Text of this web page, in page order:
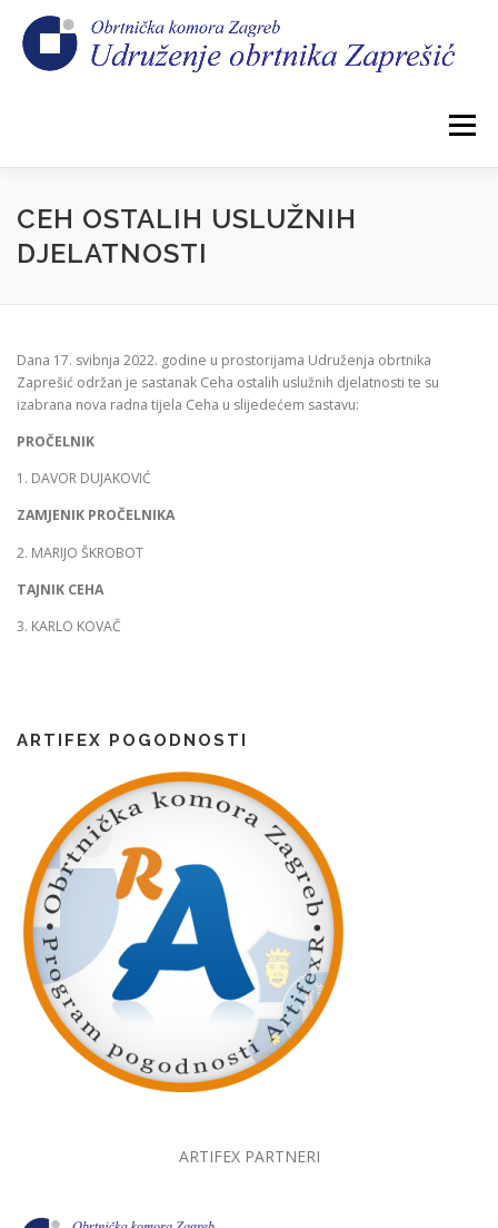
sadržaj
Izbornik
POČETNA NOVOSTI IZBORI 2026.
GALERIJA KONTAKT
CEH OSTALIH USLUŽNIH
DJELATNOSTI
Dana 17. svibnja 2022. godine u prostorijama Udruženja obrtnika
Zaprešić održan je sastanak Ceha ostalih uslužnih djelatnosti te su
izabrana nova radna tijela Ceha u slijedećem sastavu:
PROČELNIK
1. DAVOR DUJAKOVIĆ
ZAMJENIK PROČELNIKA
2. MARIJO ŠKROBOT
TAJNIK CEHA
3. KARLO KOVAČ
ARTIFEX POGODNOSTI
ARTIFEX PARTNERI